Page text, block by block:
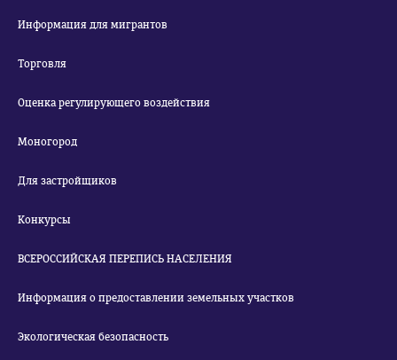
Информация для мигрантов
Торговля
Оценка регулирующего воздействия
Моногород
Для застройщиков
Конкурсы
ВСЕРОССИЙСКАЯ ПЕРЕПИСЬ НАСЕЛЕНИЯ
Информация о предоставлении земельных участков
Экологическая безопасность